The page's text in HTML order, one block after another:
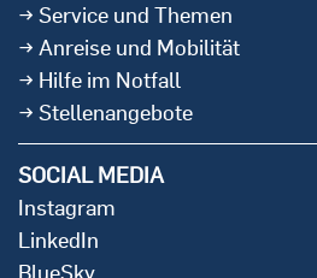
Service und Themen
Anreise und Mobilität
Hilfe im Notfall
Stellenangebote
SOCIAL MEDIA
Instagram
LinkedIn